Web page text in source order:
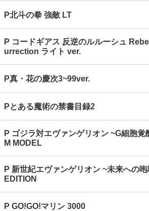
P北斗の拳 強敵 LT
P コードギアス 反逆のルルーシュ
urrection ライト ver.
P真・花の慶次3~99ver.
Pとある魔術の禁書目録2
P ゴジラ対エヴァンゲリオン ~G細胞覚
M MODEL
P 新世紀エヴァンゲリオン ~未来への
EDITION
P GO!GO!マリン 3000